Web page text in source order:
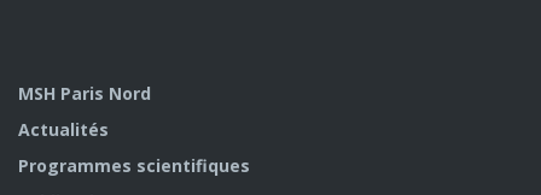
MSH Paris Nord
Actualités
Programmes scientifiques